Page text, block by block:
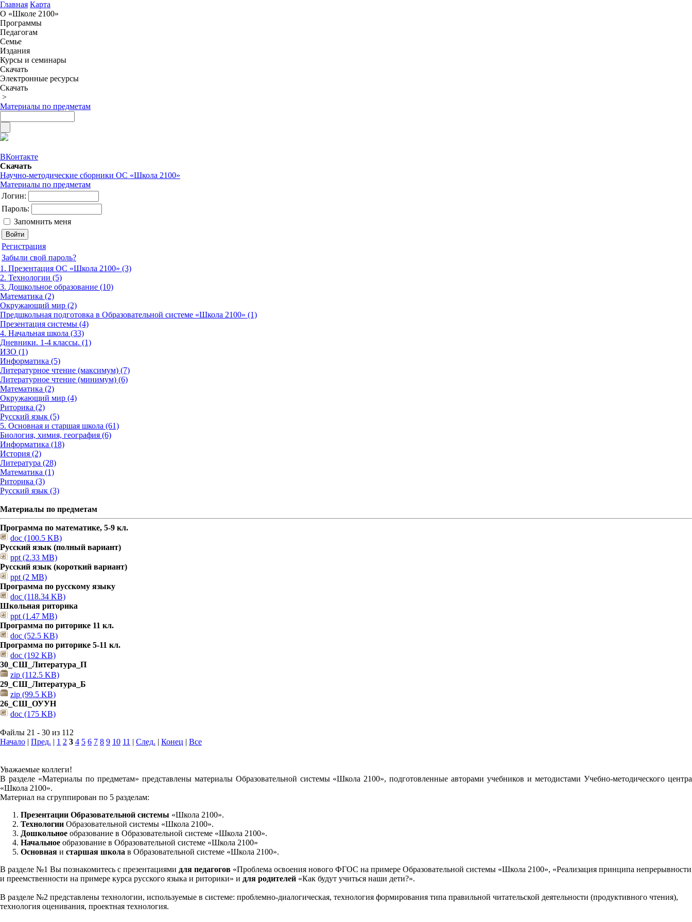
Главная Карта
О «Школе 2100»
Программы
Педагогам
Семье
Издания
Курсы и семинары
Скачать
Электронные ресурсы
Скачать
>
Материалы по предметам
ВКонтакте
Скачать
Научно-методические сборники ОС «Школа 2100»
Материалы по предметам
Логин:
Пароль:
Запомнить меня
Регистрация
Забыли свой пароль?
1. Презентация ОС «Школа 2100» (3)
2. Технологии (5)
3. Дошкольное образование (10)
Математика (2)
Окружающий мир (2)
Предшкольная подготовка в Образовательной системе «Школа 2100» (1)
Презентация системы (4)
4. Начальная школа (33)
Дневники. 1-4 классы. (1)
ИЗО (1)
Информатика (5)
Литературное чтение (максимум) (7)
Литературное чтение (минимум) (6)
Математика (2)
Окружающий мир (4)
Риторика (2)
Русский язык (5)
5. Основная и старшая школа (61)
Биология, химия, география (6)
Информатика (18)
История (2)
Литература (28)
Математика (1)
Риторика (3)
Русский язык (3)
Материалы по предметам
Программа по математике, 5-9 кл.
doc (100.5 KB)
Русский язык (полный вариант)
ppt (2.33 MB)
Русский язык (короткий вариант)
ppt (2 MB)
Программа по русскому языку
doc (118.34 KB)
Школьная риторика
ppt (1.47 MB)
Программа по риторике 11 кл.
doc (52.5 KB)
Программа по риторике 5-11 кл.
doc (192 KB)
30_СШ_Литература_П
zip (112.5 KB)
29_СШ_Литература_Б
zip (99.5 KB)
26_СШ_ОУУН
doc (175 KB)
Файлы 21 - 30 из 112
Начало | Пред. | 1 2 3 4 5 6 7 8 9 10 11 | След. | Конец | Все
Уважаемые коллеги!
В разделе «Материалы по предметам» представлены материалы Образовательной системы «Школа 2100», подготовленные авторами учебников и методистами Учебно-методического центра
«Школа 2100».
Материал на сгруппирован по 5 разделам:
Презентации Образовательной системы «Школа 2100».
Технологии Образовательной системы «Школа 2100».
Дошкольное образование в Образовательной системе «Школа 2100».
Начальное образование в Образовательной системе «Школа 2100»
Основная и старшая школа в Образовательной системе «Школа 2100».
В разделе №1 Вы познакомитесь с презентациями для педагогов «Проблема освоения нового ФГОС на примере Образовательной системы «Школа 2100», «Реализация принципа непрерывности
и преемственности на примере курса русского языка и риторики» и для родителей «Как будут учиться наши дети?».
В разделе №2 представлены технологии, используемые в системе: проблемно-диалогическая, технология формирования типа правильной читательской деятельности (продуктивного чтения),
технология оценивания, проектная технология.